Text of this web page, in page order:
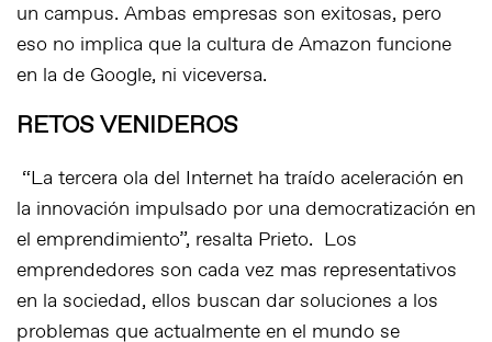
un campus. Ambas empresas son exitosas, pero
eso no implica que la cultura de Amazon funcione
en la de Google, ni viceversa.
RETOS VENIDEROS
“La tercera ola del Internet ha traído aceleración en
la innovación impulsado por una democratización en
el emprendimiento”, resalta Prieto. Los
emprendedores son cada vez mas representativos
en la sociedad, ellos buscan dar soluciones a los
problemas que actualmente en el mundo se